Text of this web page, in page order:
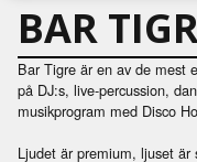
BAR
Bar Tigre är en av de mest
på DJ:s, live-percussion,
musikprogram med Disco
Ljudet är premium, ljuset